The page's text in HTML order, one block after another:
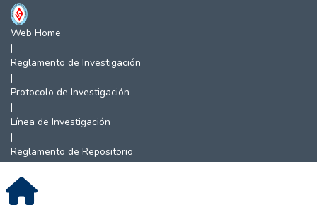
Web Home
|
Reglamento de Investigación
|
Protocolo de Investigación
|
Línea de Investigación
|
Reglamento de Repositorio